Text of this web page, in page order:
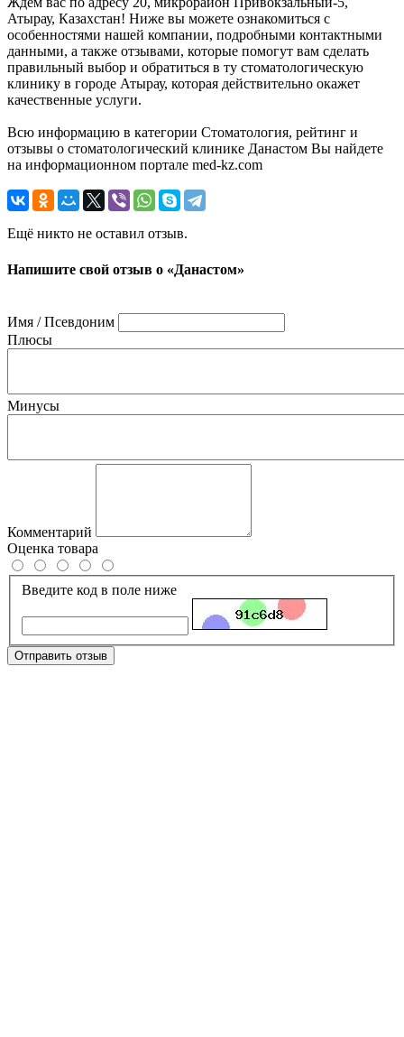
Атырау, Казахстан! Ниже вы можете ознакомиться с
особенностями нашей компании, подробными контактными
данными, а также отзывами, которые помогут вам сделать
правильный выбор и обратиться в ту стоматологическую
клинику в городе Атырау, которая действительно окажет
качественные услуги.
Всю информацию в категории Стоматология, рейтинг и
отзывы о стоматологический клинике Данастом Вы найдете
на информационном портале med-kz.com
Ещё никто не оставил отзыв.
Напишите свой отзыв о «Данастом»
Имя / Псевдоним
Плюсы
Минусы
Комментарий
Оценка товара
Введите код в поле ниже
Отправить отзыв